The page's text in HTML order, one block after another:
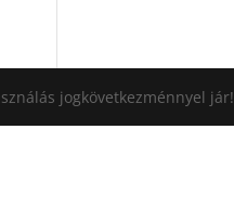
jogkövetkezménnyel jár!